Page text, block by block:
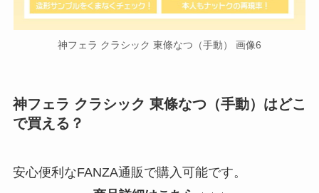
神フェラ クラシック 東條なつ（手動） 画像6
神フェラ クラシック 東條なつ（手動）はどこ
で買える？
安心便利なFANZA通販で購入可能です。